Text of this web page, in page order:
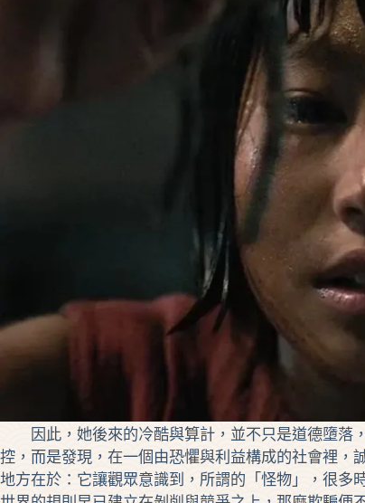
因此，她後來的冷酷與算計，並不只是道德墮落
控，而是發現，在一個由恐懼與利益構成的社會裡，
地方在於：它讓觀眾意識到，所謂的「怪物」，很多